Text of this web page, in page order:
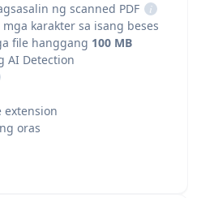
ng scanned PDF
i
mga karakter sa isang beses
file hanggang 100 MB
AI Detection
extension
oras